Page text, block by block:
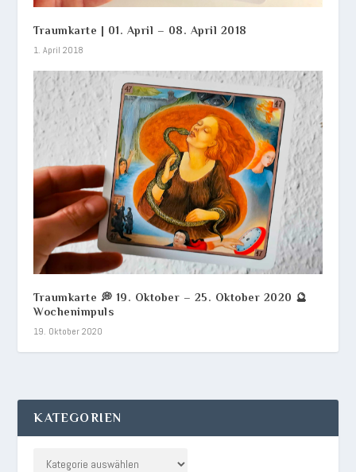
Traumkarte | 01. April – 08. April 2018
1. April 2018
Traumkarte 💭 19. Oktober – 25. Oktober 2020 🔮
Wochenimpuls
19. Oktober 2020
KATEGORIEN